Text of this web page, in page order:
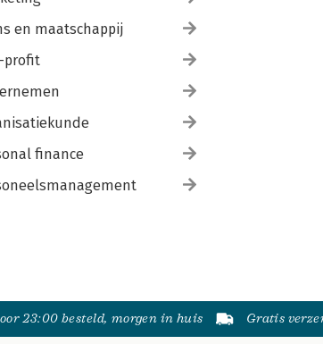
en maatschappij
profit
finance
23:00 besteld, morgen in huis Gratis